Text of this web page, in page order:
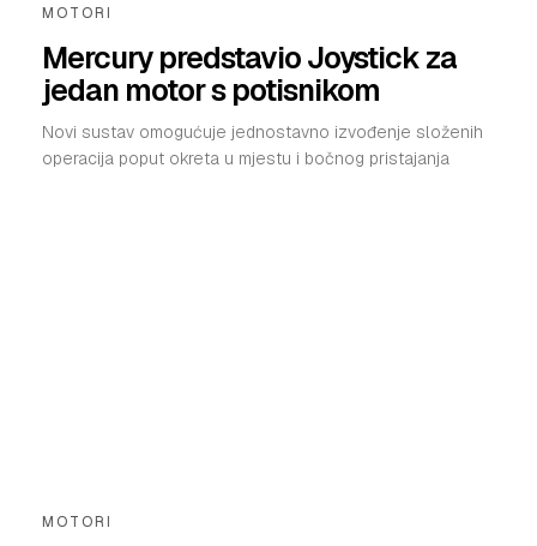
MOTORI
Mercury predstavio Joystick za
jedan motor s potisnikom
Novi sustav omogućuje jednostavno izvođenje složenih
operacija poput okreta u mjestu i bočnog pristajanja
MOTORI